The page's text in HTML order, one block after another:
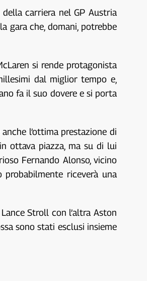
carriera nel GP Austria
gara che, domani, potrebbe
si rende protagonista
dal miglior tempo e,
fa il suo dovere e si porta
l’ottima prestazione di
ottava piazza, ma su di lui
Fernando Alonso, vicino
riceverà una
Stroll con l’altra Aston
sono stati esclusi insieme